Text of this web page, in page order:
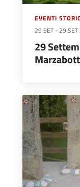
EVENTI
29 SET -29
29